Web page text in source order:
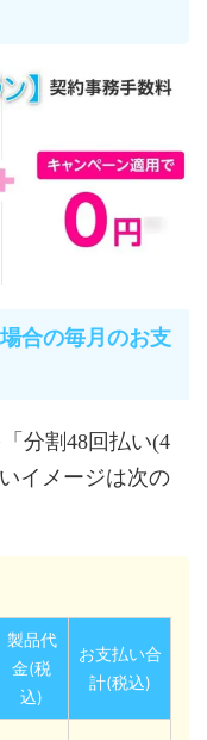
合の毎月のお支
「分割48回払い(4
イメージは次の
製品代
金(税
込)
お支払い合
計(税込)